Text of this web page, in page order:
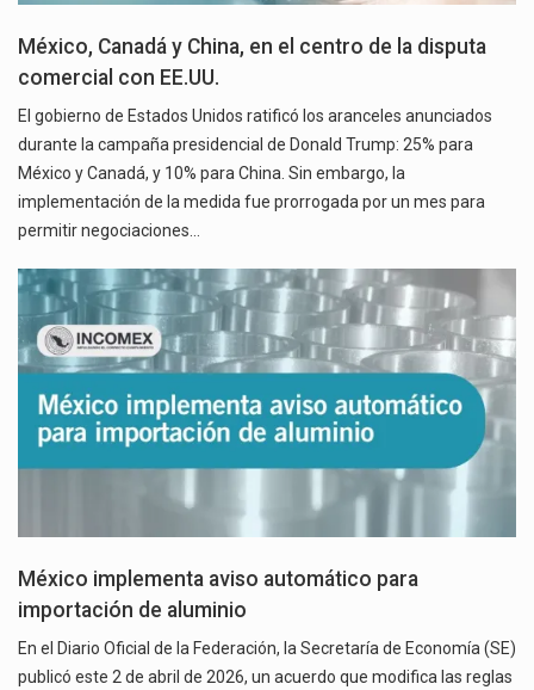
México, Canadá y China, en el centro de la disputa
comercial con EE.UU.
El gobierno de Estados Unidos ratificó los aranceles anunciados
durante la campaña presidencial de Donald Trump: 25% para
México y Canadá, y 10% para China. Sin embargo, la
implementación de la medida fue prorrogada por un mes para
permitir negociaciones…
México implementa aviso automático para
importación de aluminio
En el Diario Oficial de la Federación, la Secretaría de Economía (SE)
publicó este 2 de abril de 2026, un acuerdo que modifica las reglas